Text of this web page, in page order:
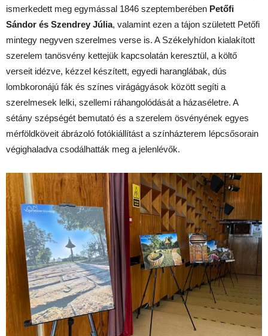
ismerkedett meg egymással 1846 szeptemberében Petőfi
Sándor és Szendrey Júlia, valamint ezen a tájon született Petőfi
mintegy negyven szerelmes verse is. A Székelyhídon kialakított
szerelem tanösvény kettejük kapcsolatán keresztül, a költő
verseit idézve, kézzel készített, egyedi haranglábak, dús
lombkoronájú fák és színes virágágyások között segíti a
szerelmesek lelki, szellemi ráhangolódását a házaséletre. A
sétány szépségét bemutató és a szerelem ösvényének egyes
mérföldköveit ábrázoló fotókiállítást a színházterem lépcsősorain
végighaladva csodálhatták meg a jelenlévők.